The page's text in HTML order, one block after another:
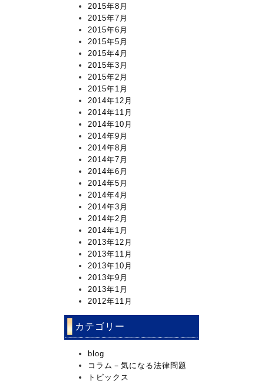
2015年8月
2015年7月
2015年6月
2015年5月
2015年4月
2015年3月
2015年2月
2015年1月
2014年12月
2014年11月
2014年10月
2014年9月
2014年8月
2014年7月
2014年6月
2014年5月
2014年4月
2014年3月
2014年2月
2014年1月
2013年12月
2013年11月
2013年10月
2013年9月
2013年1月
2012年11月
カテゴリー
blog
コラム－気になる法律問題
トピックス